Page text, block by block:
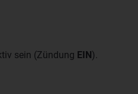
sein (Zündung EIN).